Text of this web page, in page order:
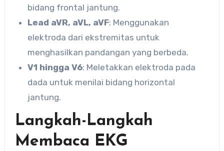
bidang frontal jantung.
Lead aVR, aVL, aVF: Menggunakan
elektroda dari ekstremitas untuk
menghasilkan pandangan yang berbeda.
V1 hingga V6: Meletakkan elektroda pada
dada untuk menilai bidang horizontal
jantung.
Langkah-Langkah
Membaca EKG